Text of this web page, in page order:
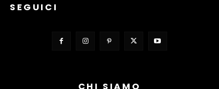
SEGUICI
CHI SIAMO